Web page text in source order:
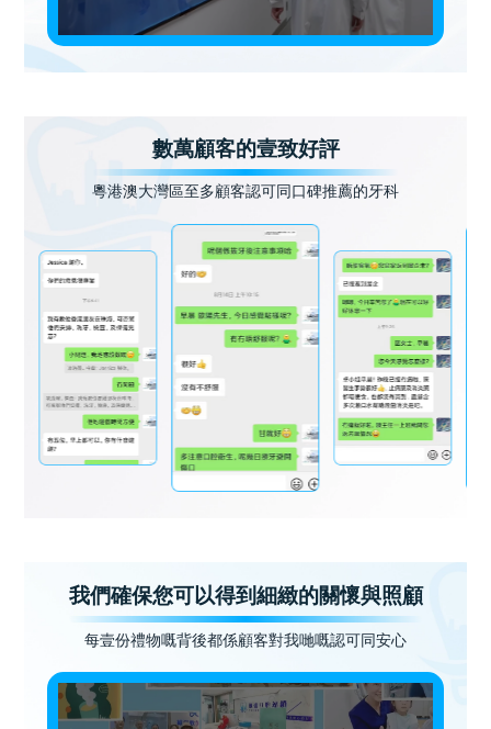
數萬顧客的壹致好評
粵港澳大灣區至多顧客認可同口碑推薦的牙科
我們確保您可以得到細緻的關懷與照顧
每壹份禮物嘅背後都係顧客對我哋嘅認可同安心